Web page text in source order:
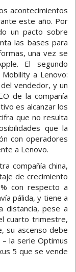
acontecimientos
este año. Por
un pacto sobre
las bases para
una vez se
El segundo
a Lenovo:
vendedor, y un
de la compañía
es alcanzar los
que no resulta
que la
con operadores
a Lenovo.
compañía china,
de crecimiento
con respecto a
pálida, y tiene a
distancia, pese a
cuarto trimestre,
su ascenso debe
la serie Optimus
5 que se vende